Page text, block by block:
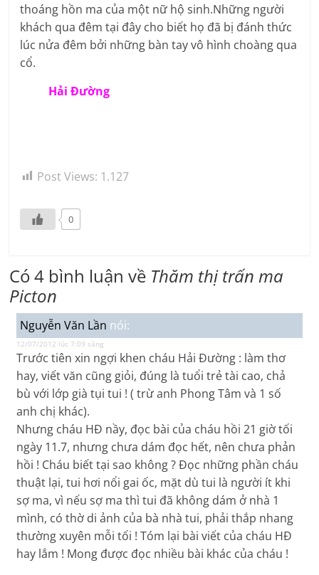
thoáng hồn ma của một nữ hộ sinh.Những người
khách qua đêm tại đây cho biết họ đã bị đánh thức
lúc nửa đêm bởi những bàn tay vô hình choàng qua
cổ.
Hải Đường
Post Views: 1.127
0
Có 4 bình luận về Thăm thị trấn ma
Picton
Nguyễn Văn Lần nói:
12/07/2012 lúc 7:09 sáng
Trước tiên xin ngợi khen cháu Hải Đường : làm thơ
hay, viết văn cũng giỏi, đúng là tuổi trẻ tài cao, chả
bù với lớp già tụi tui ! ( trừ anh Phong Tâm và 1 số
anh chị khác).
Nhưng cháu HĐ nầy, đọc bài của cháu hồi 21 giờ tối
ngày 11.7, nhưng chưa dám đọc hết, nên chưa phản
hồi ! Cháu biết tại sao không ? Đọc những phần cháu
thuật lại, tui hơi nổi gai ốc, mặt dù tui là người ít khi
sợ ma, vì nếu sợ ma thì tui đã không dám ở nhà 1
mình, có thờ di ảnh của bà nhà tui, phải thắp nhang
thường xuyên mỗi tối ! Tóm lại bài viết của cháu HĐ
hay lắm ! Mong được đọc nhiều bài khác của cháu !